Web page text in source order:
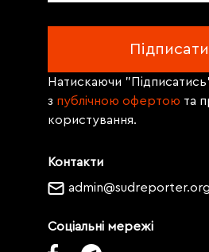
Контакти
admin@sudreporter.org
Соціальні мережі
Натискаючи
з публічною офертою та
користування.